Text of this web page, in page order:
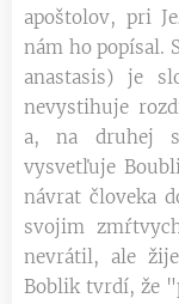
apoštolov, pri
nám ho popísal.
anastasis) je
nevystihuje
a, na druhej
vysvetľuje
návrat človeka
svojim
nevrátil, ale
Boblik tvrdí, že